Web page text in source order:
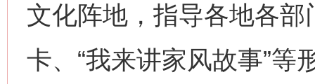
文化阵地，指导各地各
卡、“我来讲家风故事”等